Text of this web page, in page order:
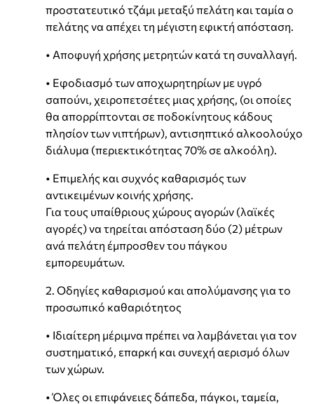
προστατευτικό τζάμι μεταξύ πελάτη και ταμία ο
πελάτης να απέχει τη μέγιστη εφικτή απόσταση.
• Αποφυγή χρήσης μετρητών κατά τη συναλλαγή.
• Εφοδιασμό των αποχωρητηρίων με υγρό
σαπούνι, χειροπετσέτες μιας χρήσης, (οι οποίες
θα απορρίπτονται σε ποδοκίνητους κάδους
πλησίον των νιπτήρων), αντισηπτικό αλκοολούχο
διάλυμα (περιεκτικότητας 70% σε αλκοόλη).
• Επιμελής και συχνός καθαρισμός των
αντικειμένων κοινής χρήσης.
Για τους υπαίθριους χώρους αγορών (λαϊκές
αγορές) να τηρείται απόσταση δύο (2) μέτρων
ανά πελάτη έμπροσθεν του πάγκου
εμπορευμάτων.
2. Οδηγίες καθαρισμού και απολύμανσης για το
προσωπικό καθαριότητος
• Ιδιαίτερη μέριμνα πρέπει να λαμβάνεται για τον
συστηματικό, επαρκή και συνεχή αερισμό όλων
των χώρων.
• Όλες οι επιφάνειες δάπεδα, πάγκοι, ταμεία,